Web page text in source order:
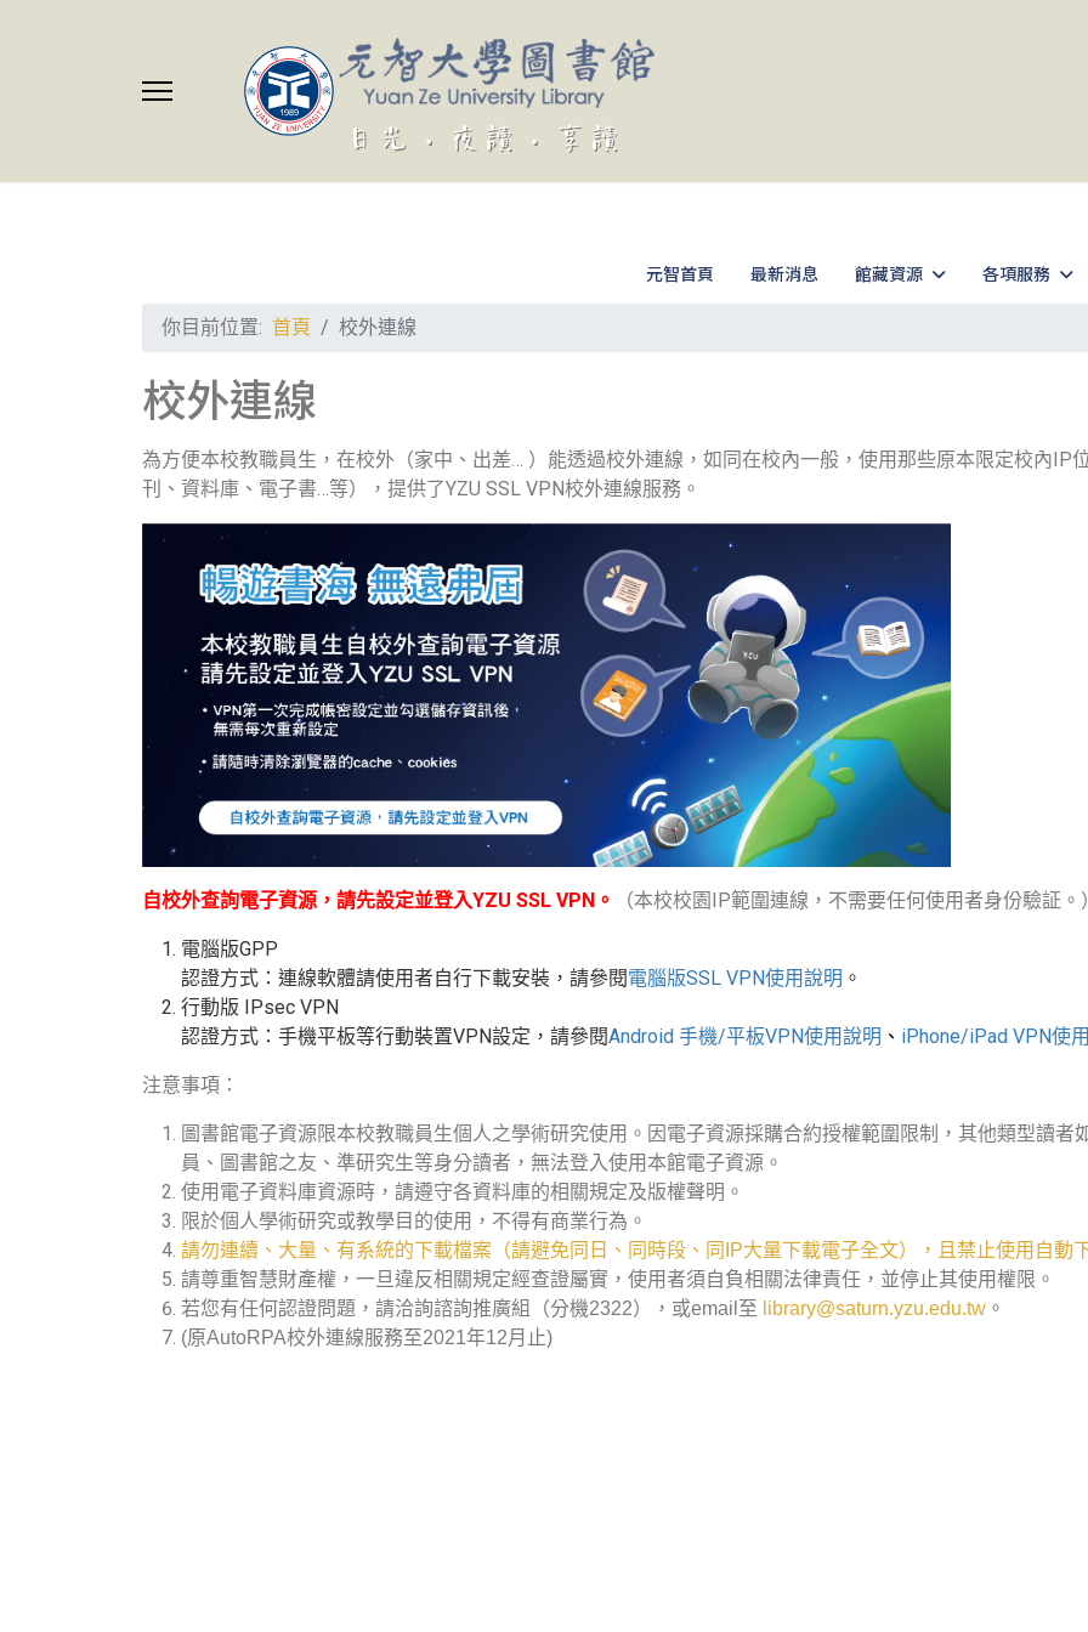
元智首頁 最新消息 館藏資源 各項服務
你目前位置: 首頁 校外連線
校外連線
為方便本校教職員生，在校外（家中、出差… ）能透過校外連線，如同在校內一般，使用那些原本限定校內IP
刊、資料庫、電子書…等），提供了YZU SSL VPN校外連線服務。
自校外查詢電子資源，請先設定並登入YZU SSL VPN。 （本校校園IP範圍連線，不需要任何使用者身份驗証。）
電腦版GPP
認證方式：連線軟體請使用者自行下載安裝，請參閱電腦版SSL VPN使用說明 。
行動版 IPsec VPN
認證方式：手機平板等行動裝置VPN設定 ，請參閱Android 手機/平板VPN使用說明 、 iPhone/iPad VPN使
注意事項：
圖書館電子資源限本校教職員生個人之學術研究使用。因電子資源採購合約授權範圍限制，其他類型讀者
員、圖書館之友、準研究生等身分讀者，無法登入使用本館電子資源。
使用電子資料庫資源時，請遵守各資料庫的相關規定及版權聲明。
限於個人學術研究或教學目的使用，不得有商業行為。
請勿連續、大量、有系統的下載檔案（請避免同日、同時段、同IP大量下載電子全文），且禁止使用自動
請尊重智慧財產權，一旦違反相關規定經查證屬實，使用者須自負相關法律責任，並停止其使用權限。
若您有任何認證問題，請洽詢諮詢推廣組（分機2322），或email至 library@saturn.yzu.edu.tw 。
(原AutoRPA校外連線服務至2021年12月止)